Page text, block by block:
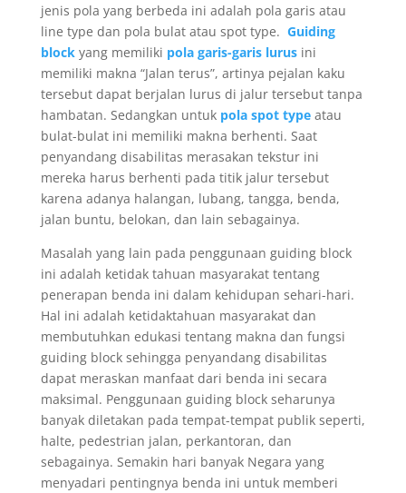
jenis pola yang berbeda ini adalah pola garis atau
line type dan pola bulat atau spot type. Guiding
blockyang memiliki pola garis-garis lurusini
memiliki makna “Jalan terus”, artinya pejalan kaku
tersebut dapat berjalan lurus di jalur tersebut tanpa
hambatan. Sedangkan untuk pola spot typeatau
bulat-bulat ini memiliki makna berhenti. Saat
penyandang disabilitas merasakan tekstur ini
mereka harus berhenti pada titik jalur tersebut
karena adanya halangan, lubang, tangga, benda,
jalan buntu, belokan, dan lain sebagainya.
Masalah yang lain pada penggunaan guiding block
ini adalah ketidak tahuan masyarakat tentang
penerapan benda ini dalam kehidupan sehari-hari.
Hal ini adalah ketidaktahuan masyarakat dan
membutuhkan edukasi tentang makna dan fungsi
guiding block sehingga penyandang disabilitas
dapat meraskan manfaat dari benda ini secara
maksimal. Penggunaan guiding block seharunya
banyak diletakan pada tempat-tempat publik seperti,
halte, pedestrian jalan, perkantoran, dan
sebagainya. Semakin hari banyak Negara yang
menyadari pentingnya benda ini untuk memberi